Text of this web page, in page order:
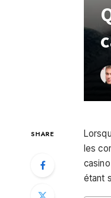
SHARE
les
étant